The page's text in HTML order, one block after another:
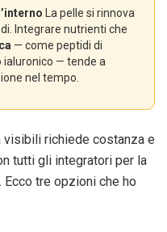
La pelle si rinnova
Integrare nutrienti che
— come peptidi di
ialuronico — tende a
nel tempo.
visibili richiede costanza e
tutti gli integratori per la
tre opzioni che ho